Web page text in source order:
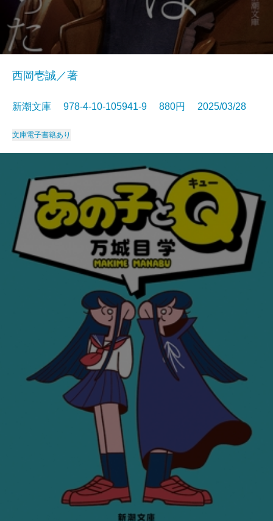
西岡壱誠／著
新潮文庫 978-4-10-105941-9 880円 2025/03/28
文庫電子書籍あり